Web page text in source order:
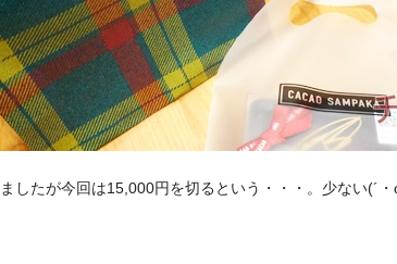
したが今回は15,000円を切るという・・・。少ない(´